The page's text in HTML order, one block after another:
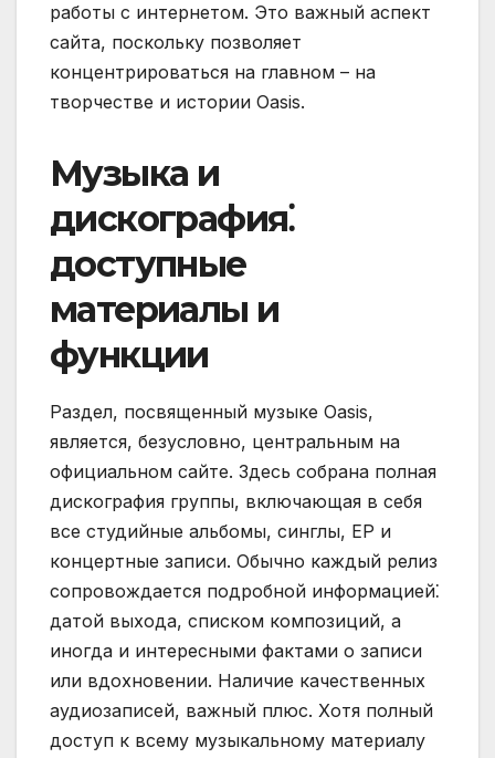
работы с интернетом. Это важный аспект
сайта, поскольку позволяет
концентрироваться на главном – на
творчестве и истории Oasis.
Музыка и
дискография⁚
доступные
материалы и
функции
Раздел, посвященный музыке Oasis,
является, безусловно, центральным на
официальном сайте. Здесь собрана полная
дискография группы, включающая в себя
все студийные альбомы, синглы, EP и
концертные записи. Обычно каждый релиз
сопровождается подробной информацией⁚
датой выхода, списком композиций, а
иногда и интересными фактами о записи
или вдохновении. Наличие качественных
аудиозаписей, важный плюс. Хотя полный
доступ к всему музыкальному материалу